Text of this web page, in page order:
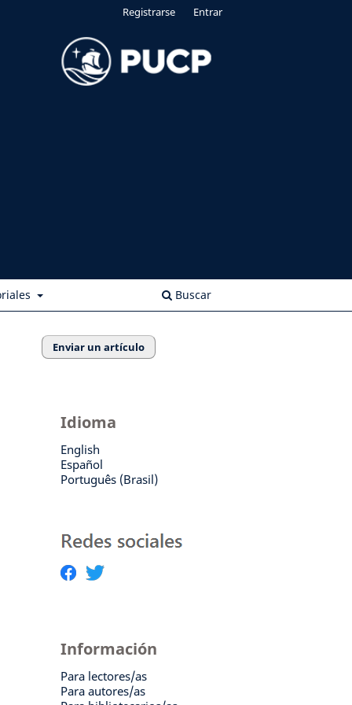
Buscar
Registrarse Entrar
Enviar un artículo
Idioma
English
Español
Português (Brasil)
Información
Para lectores/as
Para autores/as